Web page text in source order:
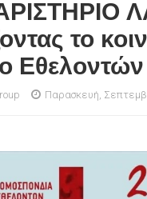
το
Παρασκευή,